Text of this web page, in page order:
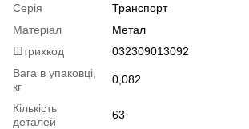
Серія
Транспорт
Матеріал
Метал
Штрихкод
032309013092
Вага в упаковці,
кг
0,082
Кількість
деталей
63